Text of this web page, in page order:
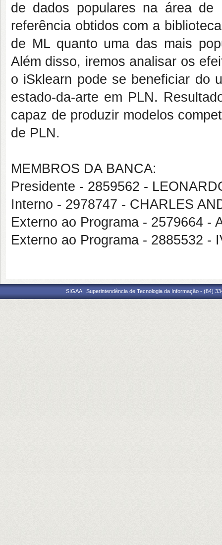
de dados populares na área de
referência obtidos com a
de MLquanto uma das mais
Além disso, iremos analisar os
o iSklearn pode se beneficiar do
estado-da-arte em PLN.
capaz de produzir modelos
de PLN.
MEMBROS DA BANCA:
Presidente - 2859562 -
Interno - 2978747 - CHARLES
Externo ao Programa - 2579664 -
Externo ao Programa - 2885532 -
SIGAA | Superintendência de Tecnologia da Informação - (84)